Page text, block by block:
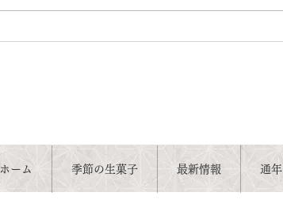
り扱うため、和菓子がお好きな
ホーム 季節の生菓子 最新情報 通